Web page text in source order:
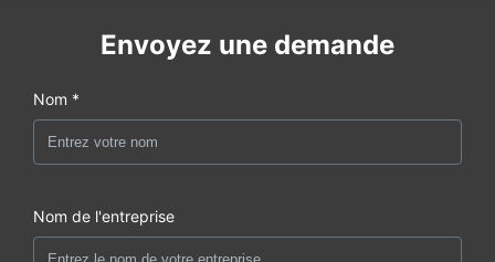
Envoyez une demande
Nom *
Nom de l'entreprise